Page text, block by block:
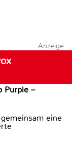
Anzeige
Purple –
eine